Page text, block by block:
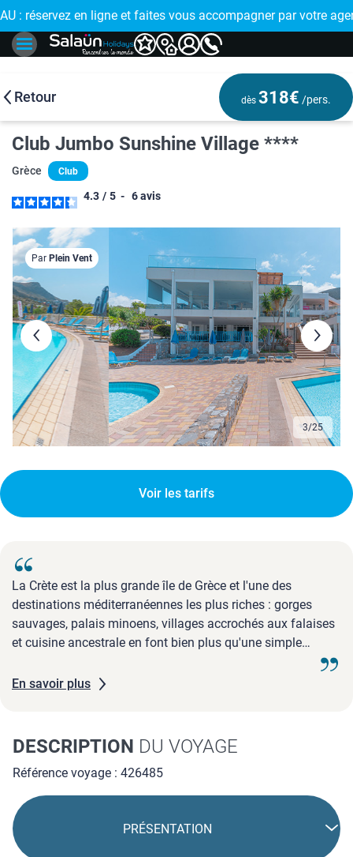
: réservez en ligne et faites vous accompagner par votre 🤩
Retour dès 318€ /pers.
Club Jumbo Sunshine Village ****
Grèce Club
4.3 / 5 - 6avis
3/25
Par Plein Vent
Voir les tarifs
La Crète est la plus grande île de Grèce et l'une des
destinations méditerranéennes les plus riches : gorges
sauvages, palais minoens, villages accrochés aux falaises
et cuisine ancestrale en font bien plus qu'une simple
destination balnéaire. Hersonissos, sur la côte nord de l'île,
est l'une des stations les plus animées de Crète, entourée
En savoir plus
DESCRIPTION DU VOYAGE
Référence voyage : 426485
PRÉSENTATION